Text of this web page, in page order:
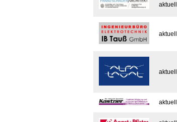
aktuell
aktuell
aktuell
aktuell